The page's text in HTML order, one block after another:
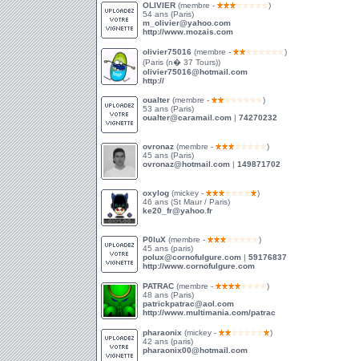
OLIVIER (membre -
)
54 ans (Paris)
m_olivier@yahoo.com
http://www.mozais.com
olivier75016 (membre -
)
(Paris (n� 37 Tours))
olivier75016@hotmail.com
http://
oualter (membre -
)
53 ans (Paris)
oualter@caramail.com | 74270232
ovronaz (membre -
)
45 ans (Paris)
ovronaz@hotmail.com | 149871702
oxylog (mickey -
)
46 ans (St Maur / Paris)
ke20_fr@yahoo.fr
P0luX (membre -
)
45 ans (paris)
polux@cornofulgure.com | 59176837
http://www.cornofulgure.com
PATRAC (membre -
)
48 ans (Paris)
patrickpatrac@aol.com
http://www.multimania.com/patrac
pharaonix (mickey -
)
42 ans (paris)
pharaonix00@hotmail.com